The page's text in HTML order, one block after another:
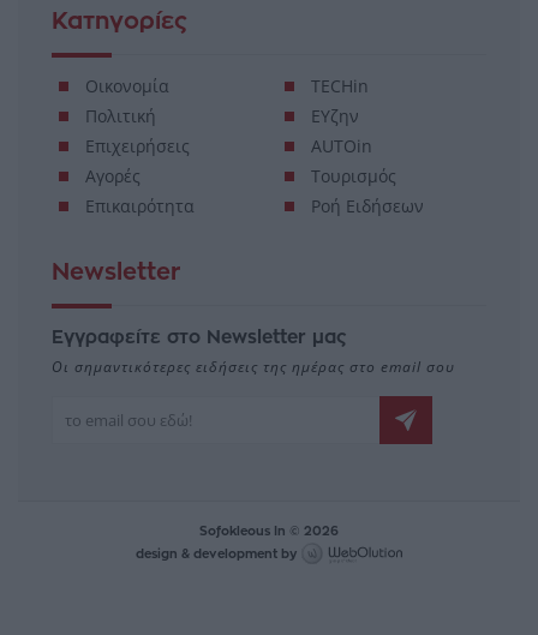
Κατηγορίες
Οικονομία
Πολιτική
Επιχειρήσεις
Αγορές
Επικαιρότητα
TECHin
ΕΥζην
AUTOin
Τουρισμός
Ροή Ειδήσεων
Newsletter
Εγγραφείτε στο Newsletter μας
Οι σημαντικότερες ειδήσεις της ημέρας στο email σου
Sofokleous In © 2026
design & development by